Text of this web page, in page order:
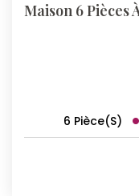
6 Pièce(s)